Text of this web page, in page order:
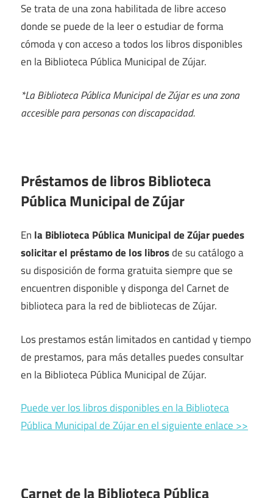
Se trata de una zona habilitada de libre acceso
donde se puede de la leer o estudiar de forma
cómoda y con acceso a todos los libros disponibles
en la Biblioteca Pública Municipal de Zújar.
*La Biblioteca Pública Municipal de Zújar es una zona
accesible para personas con discapacidad.
Préstamos de libros Biblioteca
Pública Municipal de Zújar
En la Biblioteca Pública Municipal de Zújar puedes
solicitar el préstamo de los librosde su catálogo a
su disposición de forma gratuita siempre que se
encuentren disponible y disponga del Carnet de
biblioteca para la red de bibliotecas de Zújar.
Los prestamos están limitados en cantidad y tiempo
de prestamos, para más detalles puedes consultar
en la Biblioteca Pública Municipal de Zújar.
Puede ver los libros disponibles en la Biblioteca
Pública Municipal de Zújar en el siguiente enlace >>
Carnet de la Biblioteca Pública